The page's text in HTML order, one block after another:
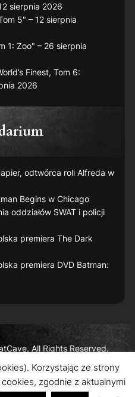
sierpnia 2026
5" – 12 sierpnia
1: Zoo" – 26 sierpnia
Finest, Tom 6:
2026
odtwórca roli Alfreda w
Beginsw Chicago
oddziałów SWAT i policji
premiera The Dark
premiera DVD Batman:
All Rights Reserved.
and elements are the
Warner Bros. Entertainment
Korzystając ze strony
zgodnie z aktualnymi